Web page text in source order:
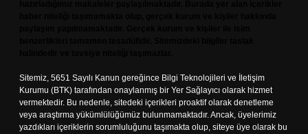
Sitemiz, 5651 Sayılı Kanun gereğince Bilgi Teknolojileri ve İletişim
Kurumu (BTK) tarafından onaylanmış bir Yer Sağlayıcı olarak hizmet
vermektedir. Bu nedenle, sitedeki içerikleri proaktif olarak denetleme
veya araştırma yükümlülüğümüz bulunmamaktadır. Ancak, üyelerimiz
yazdıkları içeriklerin sorumluluğunu taşımakta olup, siteye üye olarak bu